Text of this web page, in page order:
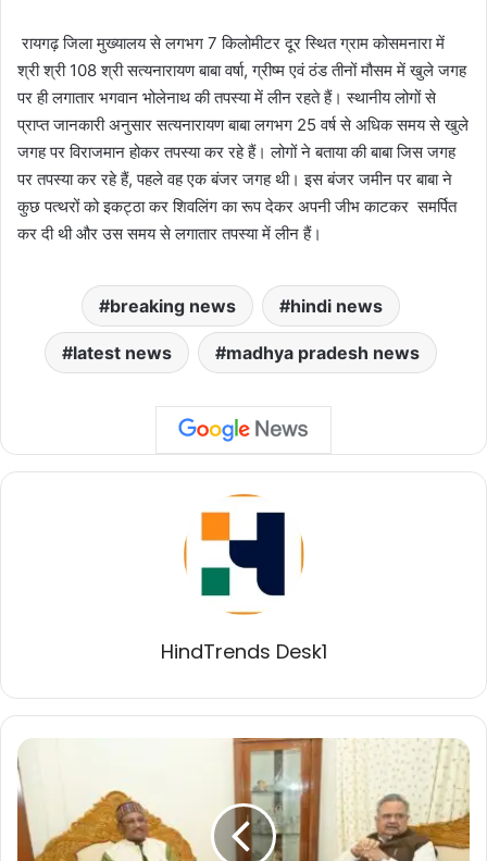
रायगढ़ जिला मुख्यालय से लगभग 7 किलोमीटर दूर स्थित ग्राम कोसमनारा में
श्री श्री 108 श्री सत्यनारायण बाबा वर्षा, ग्रीष्म एवं ठंड तीनों मौसम में खुले जगह
पर ही लगातार भगवान भोलेनाथ की तपस्या में लीन रहते हैं। स्थानीय लोगों से
प्राप्त जानकारी अनुसार सत्यनारायण बाबा लगभग 25 वर्ष से अधिक समय से खुले
जगह पर विराजमान होकर तपस्या कर रहे हैं। लोगों ने बताया की बाबा जिस जगह
पर तपस्या कर रहे हैं, पहले वह एक बंजर जगह थी। इस बंजर जमीन पर बाबा ने
कुछ पत्थरों को इकट्ठा कर शिवलिंग का रूप देकर अपनी जीभ काटकर समर्पित
कर दी थी और उस समय से लगातार तपस्या में लीन हैं।
breaking news hindi news
latest news madhya pradesh news
HindTrends Desk1
मुख्यमंत्री
श्री
विष्णु
देव
साय